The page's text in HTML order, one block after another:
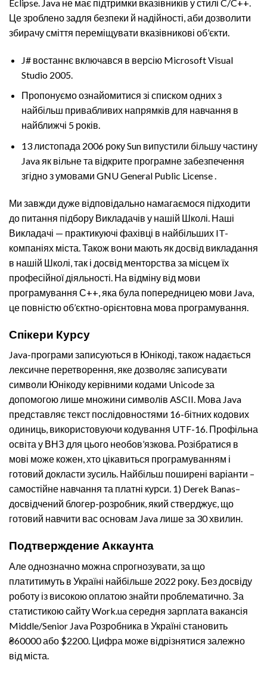
Eclipse. Java не має підтримки вказівників у стилі C/C++.
Це зроблено задля безпеки й надійності, аби дозволити
збирачу сміття переміщувати вказівникові об’єкти.
J# востаннє включався в версію Microsoft Visual
Studio 2005.
Пропонуємо ознайомитися зі списком одних з
найбільш привабливих напрямків для навчання в
найближчі 5 років.
13 листопада 2006 року Sun випустили більшу частину
Java як вільне та відкрите програмне забезпечення
згідно з умовами GNU General Public License .
Ми завжди дуже відповідально намагаємося підходити
до питання підбору Викладачів у нашій Школі. Наші
Викладачі — практикуючі фахівці в найбільших IT-
компаніях міста. Також вони мають як досвід викладання
в нашій Школі, так і досвід менторства за місцем їх
професійної діяльності. На відміну від мови
програмування С++, яка була попередницею мови Java,
це повністю об’єктно-орієнтовна мова програмування.
Спікери Курсу
Java-програми записуються в Юнікоді, також надається
лексичне перетворення, яке дозволяє записувати
символи Юнікоду керівними кодами Unicode за
допомогою лише множини символів ASCII. Мова Java
представляє текст послідовностями 16-бітних кодових
одиниць, використовуючи кодування UTF-16. Профільна
освіта у ВНЗ для цього необов’язкова. Розібратися в
мові може кожен, хто цікавиться програмуванням і
готовий докласти зусиль. Найбільш поширені варіанти –
самостійне навчання та платні курси. 1) Derek Banas–
досвідчений блогер-розробник, який стверджує, що
готовий навчити вас основам Java лише за 30 хвилин.
Подтверждение Аккаунта
Але однозначно можна спрогнозувати, за що
платитимуть в Україні найбільше 2022 року. Без досвіду
роботу із високою оплатою знайти проблематично. За
статистикою сайту Work.ua середня зарплата вакансія
Middle/Senior Java Розробника в Україні становить
₴60000 або $2200. Цифра може відрізнятися залежно
від міста.